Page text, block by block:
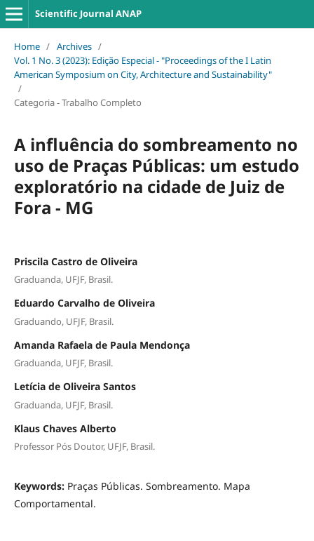
Scientific Journal ANAP
Home / Archives /
Vol. 1 No. 3 (2023): Edição Especial - "Proceedings of the I Latin
American Symposium on City, Architecture and Sustainability"
/
Categoria - Trabalho Completo
A influência do sombreamento no
uso de Praças Públicas: um estudo
exploratório na cidade de Juiz de
Fora - MG
Priscila Castro de Oliveira
Graduanda, UFJF, Brasil.
Eduardo Carvalho de Oliveira
Graduando, UFJF, Brasil.
Amanda Rafaela de Paula Mendonça
Graduanda, UFJF, Brasil.
Letícia de Oliveira Santos
Graduanda, UFJF, Brasil.
Klaus Chaves Alberto
Professor Pós Doutor, UFJF, Brasil.
Keywords: Praças Públicas. Sombreamento. Mapa
Comportamental.